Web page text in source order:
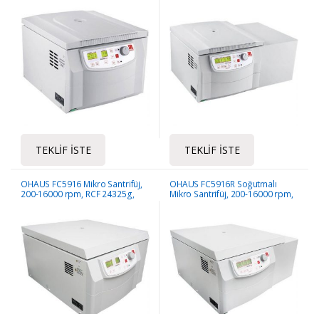
TEKLIF İSTE TEKLIF İSTE
OHAUS FC5916 Mikro Santrifüj,
200-16000 rpm, RCF 24325g,
OHAUS FC5916R Soğutmalı
Mikro Santrifüj, 200-16000 rpm,